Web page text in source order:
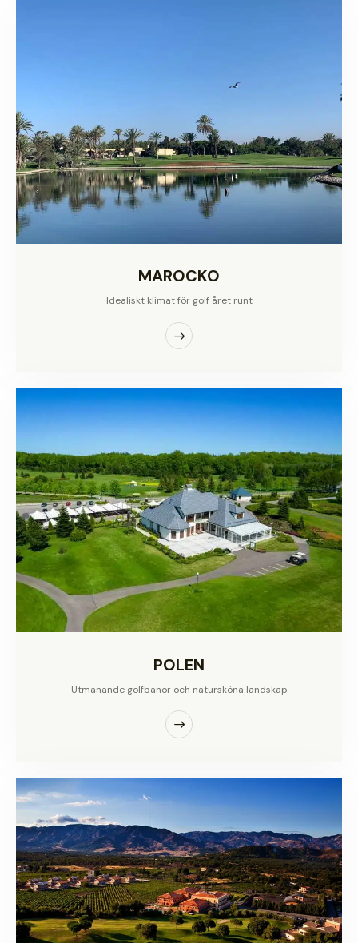
MAROCKO
Idealiskt klimat för golf året runt
POLEN
Utmanande golfbanor och natursköna landskap